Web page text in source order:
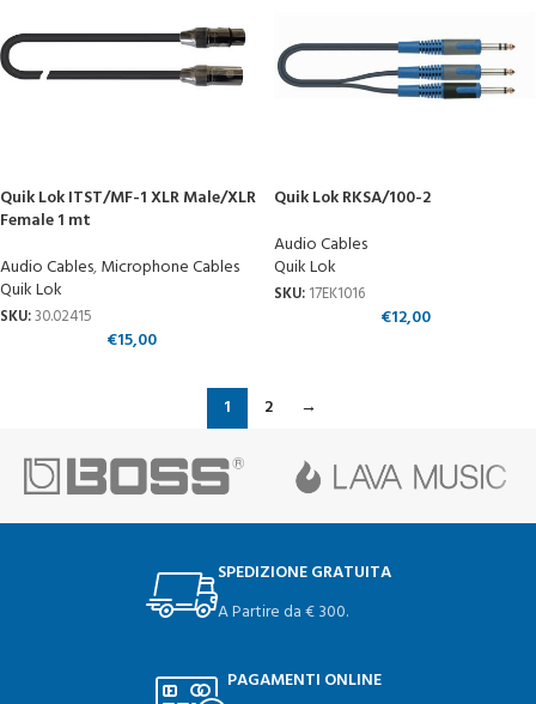
Quik Lok ITST/MF-1 XLR Male/XLR
Female 1 mt
Audio Cables,Microphone Cables
Quik Lok
SKU:30.02415
€15,00
Quik Lok RKSA/100-2
Audio Cables
Quik Lok
SKU: 17EK1016
€12,00
1 2 →
SPEDIZIONE GRATUITA
A Partire da € 300.
PAGAMENTI ONLINE